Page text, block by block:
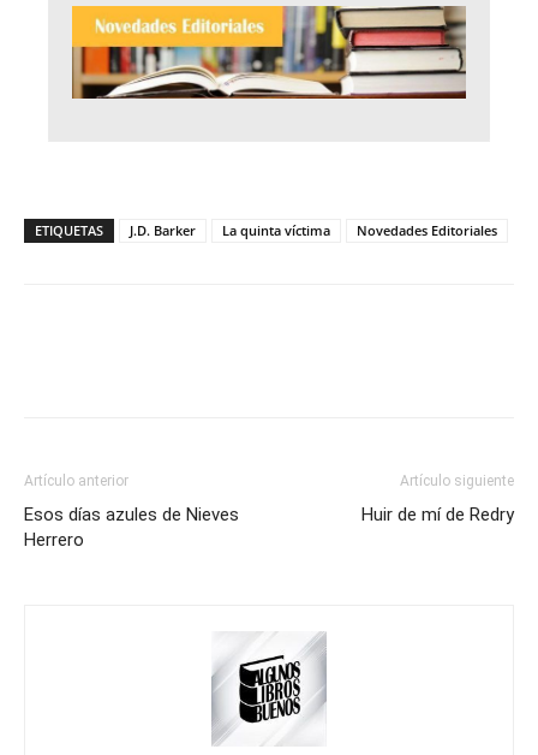
ETIQUETAS J.D. Barker La quinta víctima Novedades Editoriales
Artículo anterior
Esos días azules de Nieves
Herrero
Artículo siguiente
Huir de mí de Redry